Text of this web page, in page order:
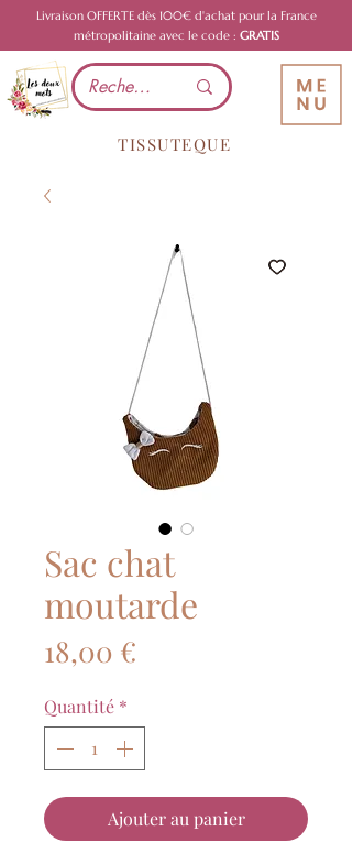
Livraison OFFERTE dès 100€ d'achat pour la France
métropolitaine avec le code : GRATIS
TISSUTEQUE
Sac chat
moutarde
18,00 €
Quantité *
Ajouter au panier